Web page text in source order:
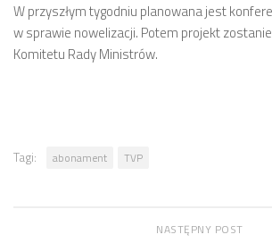
W przyszłym tygodniu planowana jest
w sprawie nowelizacji. Potem projekt
Komitetu Rady Ministrów.
Tagi: abonament TVP
NASTĘPNY POST